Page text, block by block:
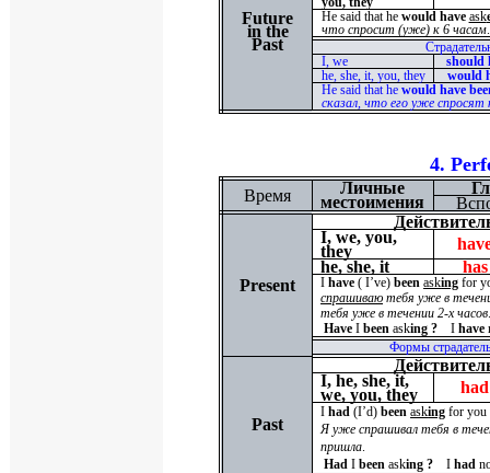
Future
in the
Past
He said that he would have ask
что спросит (уже) к6 часам.
I, we
should
he, she, it, you, they
would
He said that he would have
сказал, что его уже спросят
4.
Время Личные
местоимения
Present
I, we, you,
they
he, she, it
Ihave ( I’ve) been asking for
спрашиваю тебя уже в
тебя уже в течении 2-х часов
Have Ibeen asking ? Ihave
Формы
Past
I, he, she, it,
we, you, they
Ihad (I’d) been asking for you
Я уже спрашивал тебя в
пришла.
Had Ibeen asking ? Ihad